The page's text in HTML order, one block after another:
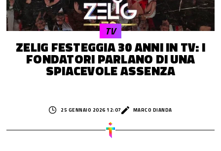
ZELIG FESTEGGIA 30 ANNI IN TV: I
FONDATORI PARLANO DI UNA
SPIACEVOLE ASSENZA
TV
25 GENNAIO 2026 12:07 MARCO DIANDA